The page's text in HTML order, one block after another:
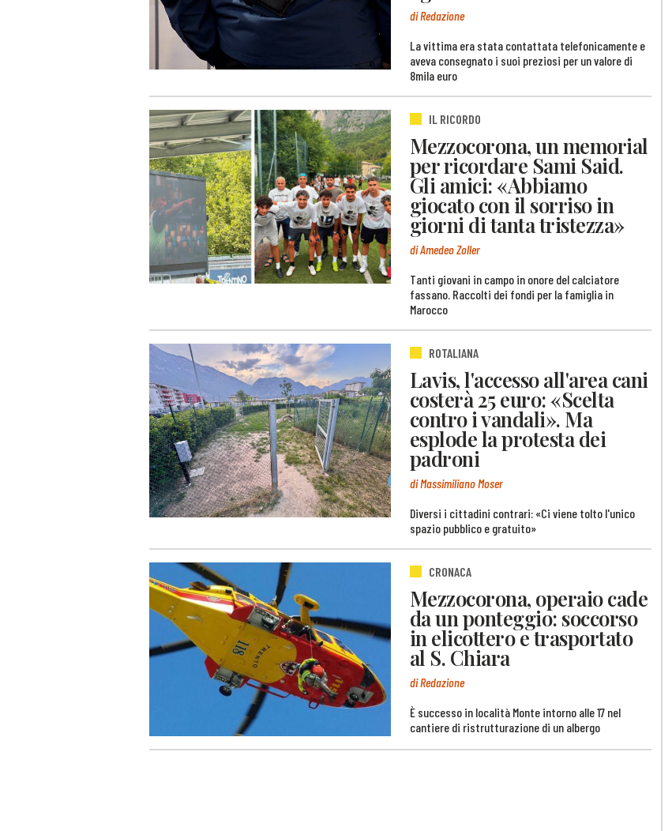
di Redazione
La vittima era stata contattata telefonicamente e
aveva consegnato i suoi preziosi per un valore di
8mila euro
IL RICORDO
Mezzocorona, un memorial
per ricordare Sami Said.
Gli amici: «Abbiamo
giocato con il sorriso in
giorni di tanta tristezza»
di Amedeo Zoller
Tanti giovani in campo in onore del calciatore
fassano. Raccolti dei fondi per la famiglia in
Marocco
ROTALIANA
Lavis, l'accesso all'area cani
costerà 25 euro: «Scelta
contro i vandali». Ma
esplode la protesta dei
padroni
di Massimiliano Moser
Diversi i cittadini contrari: «Ci viene tolto l'unico
spazio pubblico e gratuito»
CRONACA
Mezzocorona, operaio cade
da un ponteggio: soccorso
in elicottero e trasportato
al S. Chiara
di Redazione
È successo in località Monte intorno alle 17 nel
cantiere di ristrutturazione di un albergo